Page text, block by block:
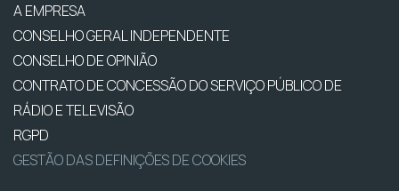
A EMPRESA
CONSELHO GERAL INDEPENDENTE
CONSELHO DE OPINIÃO
CONTRATO DE CONCESSÃO DO SERVIÇO PÚBLICO DE
RÁDIO E TELEVISÃO
RGPD
GESTÃO DAS DEFINIÇÕES DE COOKIES